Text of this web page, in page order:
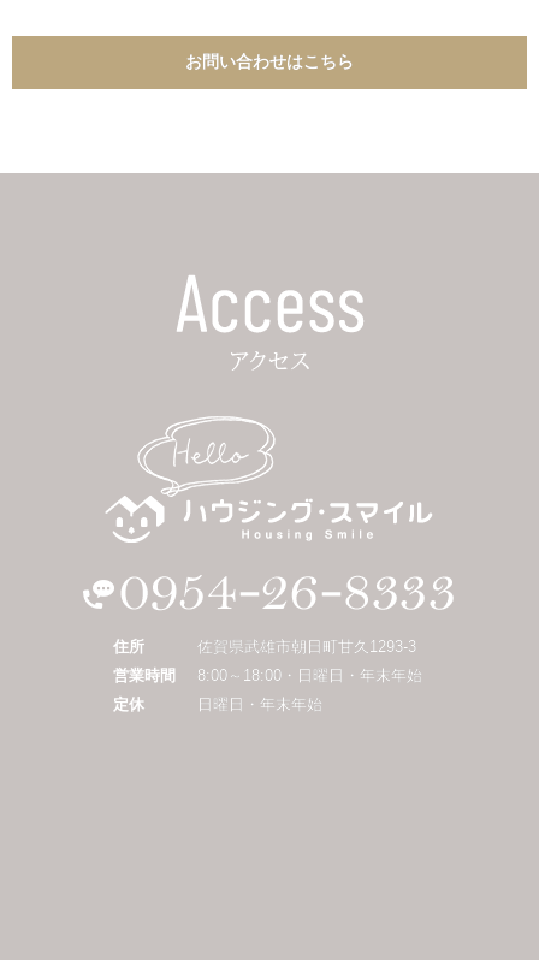
お問い合わせはこちら
住所
佐賀県武雄市朝日町甘久1293-3
営業時間
8:00～18:00・日曜日・年末年始
定休
日曜日・年末年始